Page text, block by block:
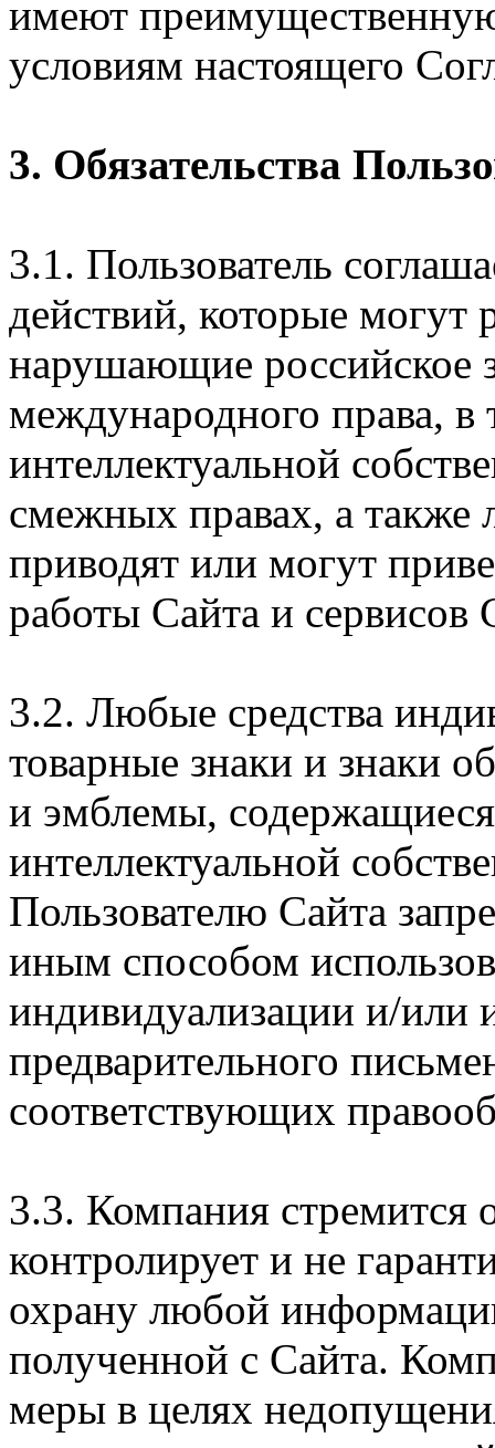
имеют
условиям настоящего
3. Обязательства
3.1. Пользователь
действий, которые могут
нарушающие российское
международного права, в
интеллектуальной
смежных правах, а также
приводят или могут
работы Сайта и сервисов
3.2. Любые средства
товарные знаки и знаки
и эмблемы,
интеллектуальной
Пользователю Сайта
иным способом
индивидуализации и/или
предварительного
соответствующих
3.3. Компания стремится
контролирует и не
охрану любой
полученной с Сайта.
меры в целях